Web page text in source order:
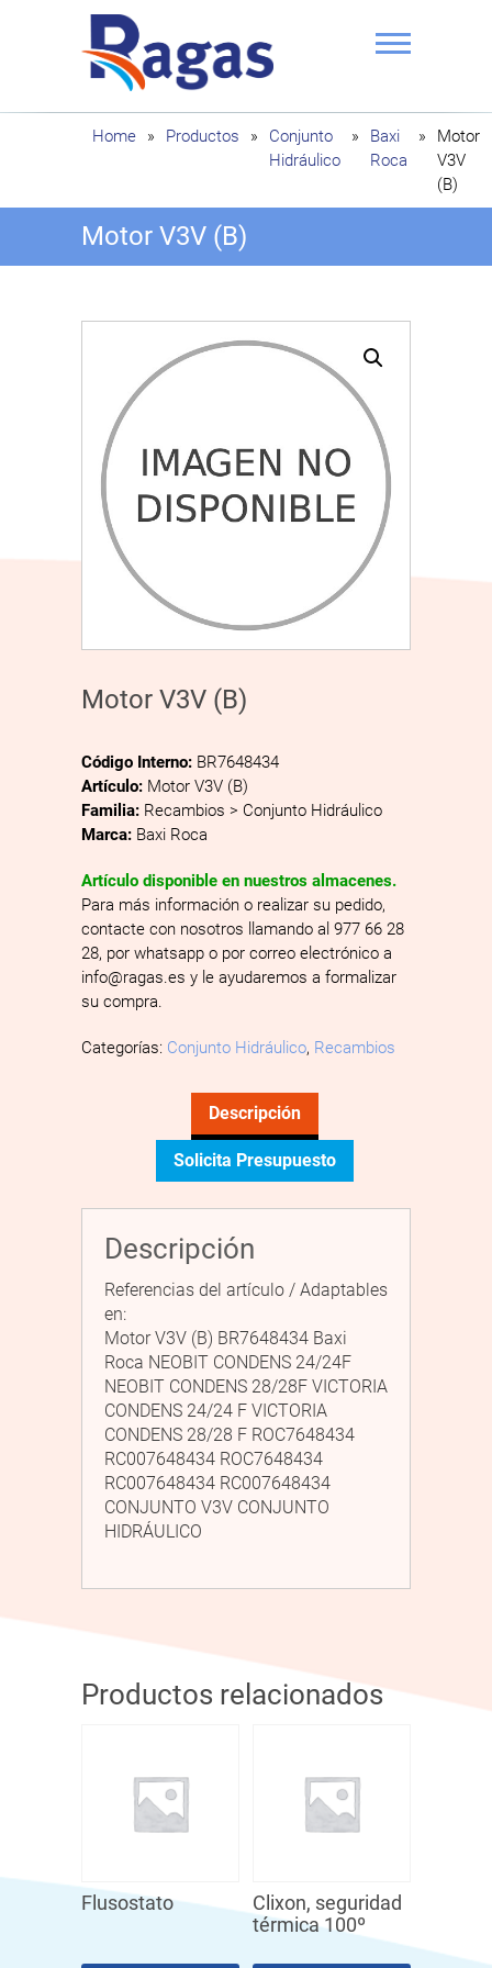
Ragas
Home » Productos »
Conjunto
Hidráulico
»
Baxi
Roca
»
Motor
V3V
(B)
Motor V3V (B)
Motor V3V (B)
Código Interno: BR7648434
Artículo: Motor V3V (B)
Familia: Recambios > Conjunto Hidráulico
Marca: Baxi Roca
Artículo disponible en nuestros almacenes.
Para más información o realizar su pedido,
contacte con nosotros llamando al 977 66 28
28, por whatsapp o por correo electrónico a
info@ragas.es y le ayudaremos a formalizar
su compra.
Categorías: Conjunto Hidráulico, Recambios
Descripción
Solicita Presupuesto
Descripción
Referencias del artículo / Adaptables
en:
Motor V3V (B) BR7648434 Baxi
Roca NEOBIT CONDENS 24/24F
NEOBIT CONDENS 28/28F VICTORIA
CONDENS 24/24 F VICTORIA
CONDENS 28/28 F ROC7648434
RC007648434 ROC7648434
RC007648434 RC007648434
CONJUNTO V3V CONJUNTO
HIDRÁULICO
Productos relacionados
Flusostato
Clixon, seguridad
térmica 100º